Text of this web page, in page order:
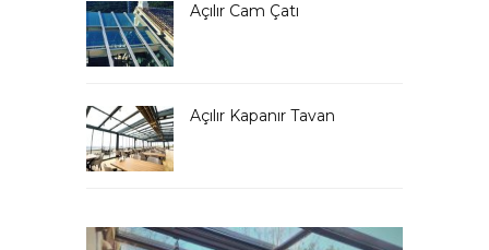
Açılır Cam Çatı
Açılır Kapanır Tavan